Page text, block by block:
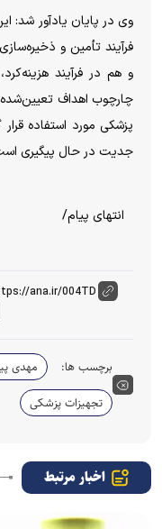
وی در پایان یادآور شد:
فرآیند تأمین و
و هم در فرآیند
چارچوب اهداف تعیین‌شده
پزشکی مورد استفاده
جدیت در حال پیگیری
انتهای پیام/
برچسب ها: مهدی
تجهیزات پزشکی
اخبار مرتبط